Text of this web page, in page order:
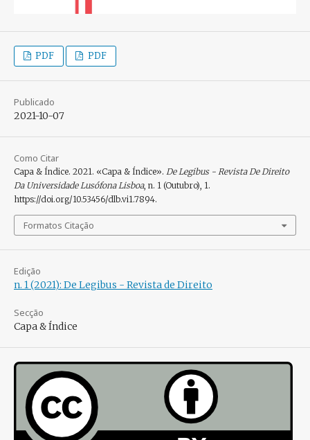
PDF PDF
Publicado
2021-10-07
Como Citar
Capa & Índice. 2021. «Capa & Índice». De Legibus - Revista De Direito
Da Universidade Lusófona Lisboa, n. 1 (Outubro), 1.
https://doi.org/10.53456/dlb.vi1.7894.
Formatos Citação
Edição
n. 1 (2021): De Legibus - Revista de Direito
Secção
Capa & Índice